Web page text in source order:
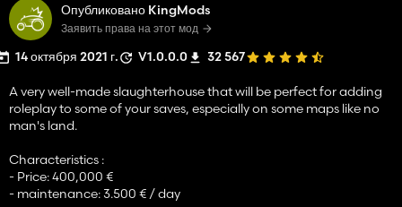
Опубликовано KingMods
Заявить права на этот мод
14 октября 2021 г. V1.0.0.0 32 567
A very well-made slaughterhouse that will be perfect for adding
roleplay to some of your saves, especially on some maps like no
man's land.
Characteristics :
- Price: 400,000 €
- maintenance: 3.500 € / day